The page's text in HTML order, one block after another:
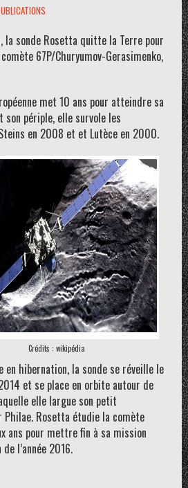
la sonde Rosetta quitte la Terre pour
67P/Churyumov-Gerasimenko,
met 10 ans pour atteindre sa
son périple, elle survole les
en 2008 et et Lutèce en 2000.
Crédits : wikipédia
en hibernation, la sonde se réveille le
et se place en orbite autour de
elle largue son petit
Rosetta étudie la comète
ans pour mettre fin à sa mission
l’année 2016.